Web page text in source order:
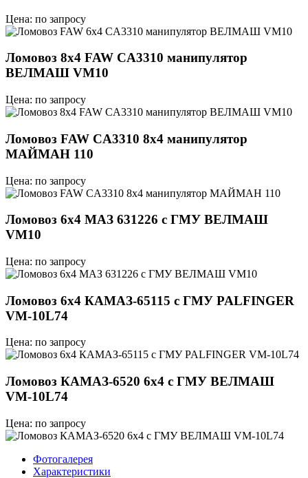
Цена: по запросу
Ломовоз 8х4 FAW CA3310 манипулятор
ВЕЛМАШ VM10
Цена: по запросу
Ломовоз FAW CA3310 8x4 манипулятор
МАЙМАН 110
Цена: по запросу
Ломовоз 6x4 МАЗ 631226 с ГМУ ВЕЛМАШ
VM10
Цена: по запросу
Ломовоз 6х4 КАМАЗ-65115 с ГМУ PALFINGER
VM-10L74
Цена: по запросу
Ломовоз КАМАЗ-6520 6х4 с ГМУ ВЕЛМАШ
VM-10L74
Цена: по запросу
Фотогалерея
Характеристики